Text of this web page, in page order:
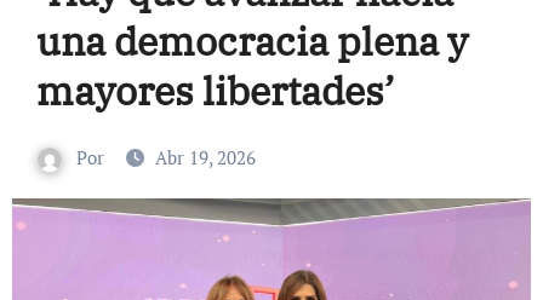
una democracia plena y
mayores libertades’
Por Abr 19, 2026